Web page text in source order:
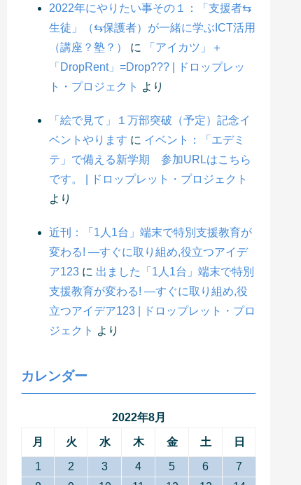
2022年にやりたい事その１：「支援者⇆
生徒」（⇆保護者）が一緒に学ぶICT活用
（講座？塾？）
に
「アイカツ」＋
「DropRent」=Drop??? | ドロップレッ
ト・プロジェクト より
「絵で見て」１万部突破（予定）記念イ
ベントやります に イベント：「エデミ
テ」で備える新学期 参加URLはこちら
です。 | ドロップレット・プロジェクト
より
近刊：「1人1台」端末で特別支援教育が
変わる! ―すぐに取り組め,役立つアイデ
ア123 に 出ました「1人1台」端末で特別
支援教育が変わる! ―すぐに取り組め,役
立つアイデア123 | ドロップレット・プロ
ジェクト より
カレンダー
2022年8月
月 火 水 木 金 土 日
1 2 3 4 5 6
7